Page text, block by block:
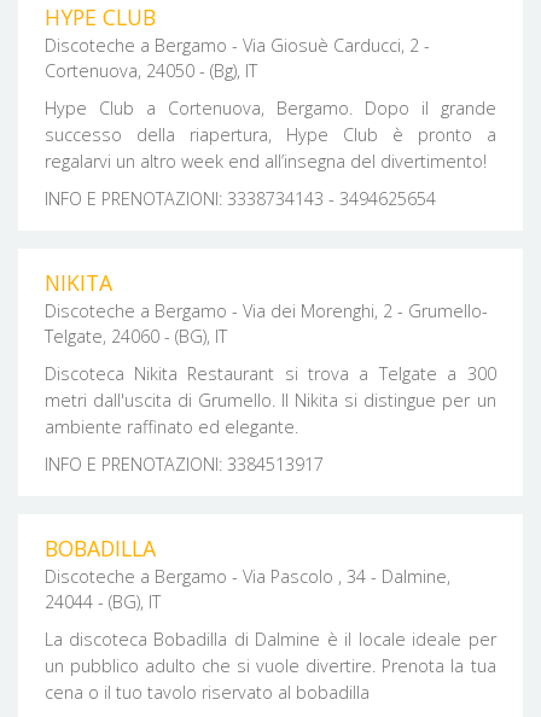
HYPE CLUB
Discoteche a Bergamo - Via Giosuè Carducci, 2 -
Cortenuova, 24050 - (Bg), IT
Hype Club a Cortenuova, Bergamo. Dopo il grande
successo della riapertura, Hype Club è pronto a
regalarvi un altro week end all’insegna del divertimento!
INFO E PRENOTAZIONI: 3338734143 - 3494625654
NIKITA
Discoteche a Bergamo - Via dei Morenghi, 2 - Grumello-
Telgate, 24060 - (BG), IT
Discoteca Nikita Restaurant si trova a Telgate a 300
metri dall'uscita di Grumello. Il Nikita si distingue per un
ambiente raffinato ed elegante.
INFO E PRENOTAZIONI: 3384513917
BOBADILLA
Discoteche a Bergamo - Via Pascolo , 34 - Dalmine,
24044 - (BG), IT
La discoteca Bobadilla di Dalmine è il locale ideale per
un pubblico adulto che si vuole divertire. Prenota la tua
cena o il tuo tavolo riservato al bobadilla